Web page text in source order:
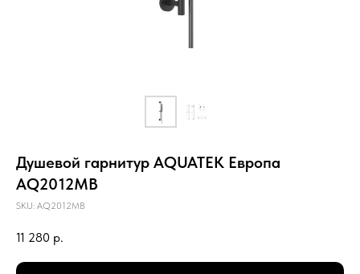
Душевой гарнитур AQUATEK Европа
AQ2012MB
SKU: AQ2012MB
11 280 р.